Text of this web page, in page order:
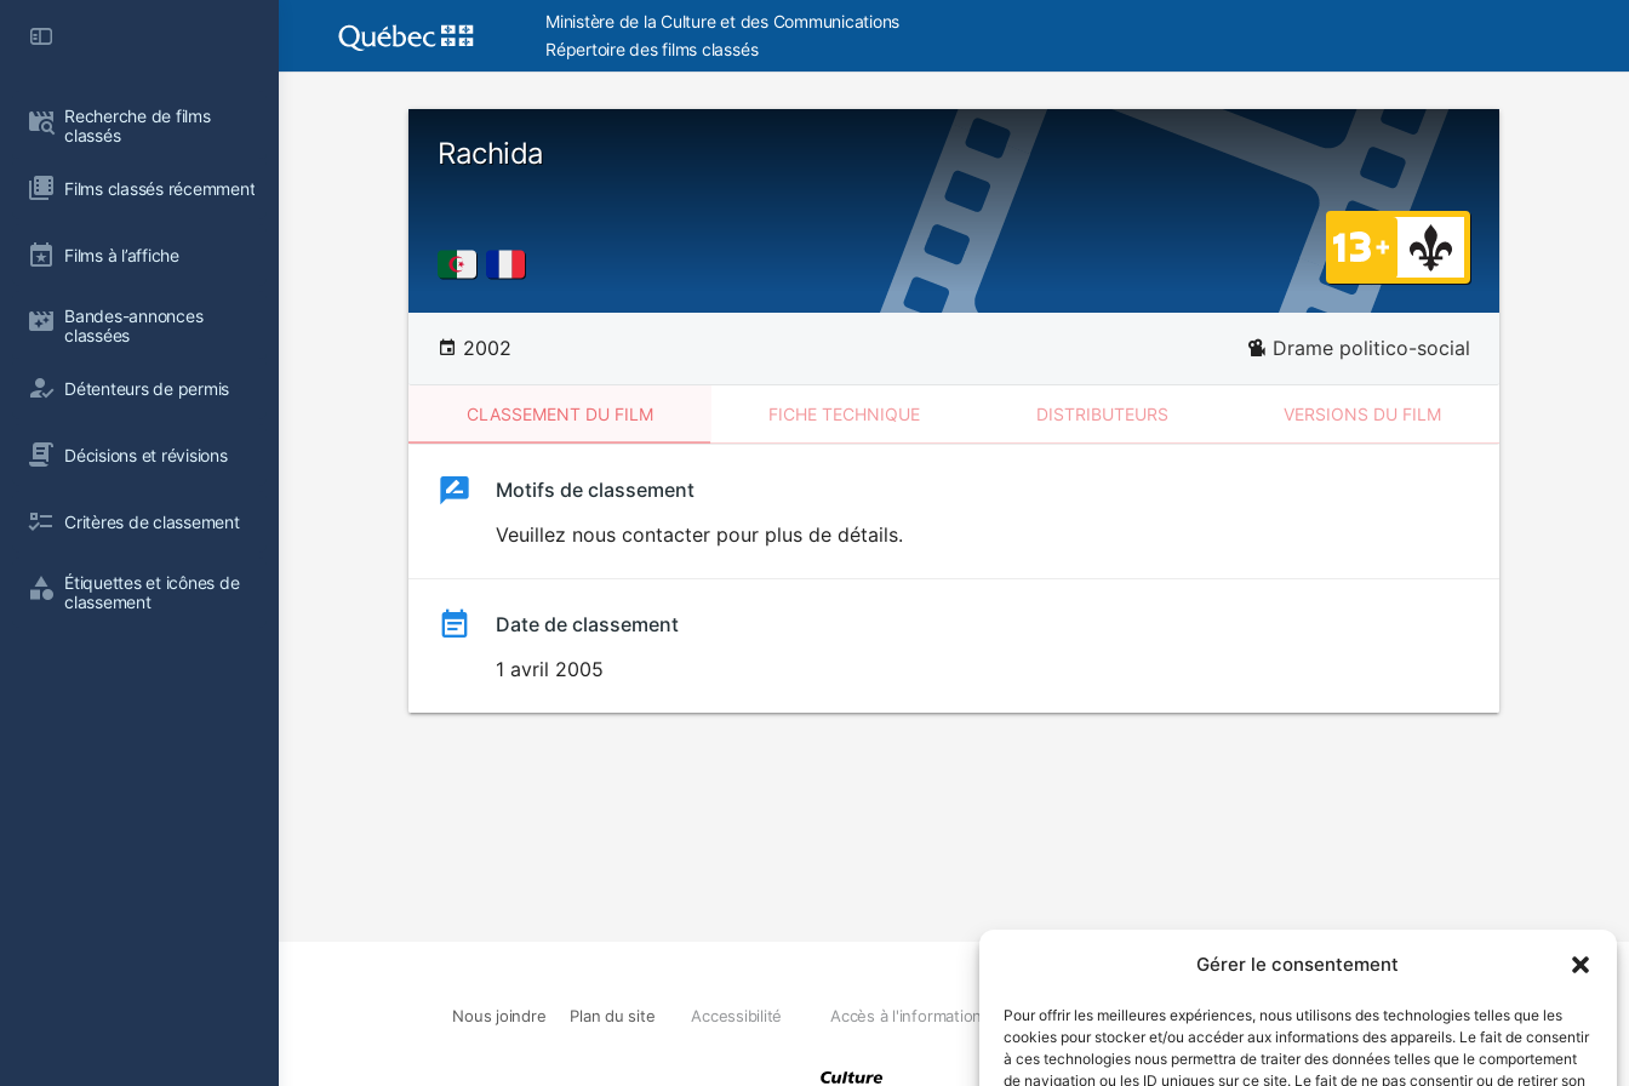
Gérer le consentement
Pour offrir les meilleures expériences, nous utilisons des technologies telles que les
cookies pour stocker et/ou accéder aux informations des appareils. Le fait de consentir
à ces technologies nous permettra de traiter des données telles que le comportement
de navigation ou les ID uniques sur ce site. Le fait de ne pas consentir ou de retirer son
Recherche de films
classés
Films classés récemment
Films à l’affiche
Bandes-annonces
classées
Détenteurs de permis
Décisions et révisions
Critères de classement
Étiquettes et icônes de
classement
Ministère de la Culture et des Communications
Répertoire des films classés
Rachida
2002 Drame politico-social
CLASSEMENT DU FILM FICHE TECHNIQUE DISTRIBUTEURS VERSIONS DU FILM
ClassementClassement
Motifs de classement
Veuillez nous contacter pour plus de détails.
Date de classement
1 avril 2005
Nous joindre Plan du site Accessibilité Accès à l'information Déclaration de services Politique de confidentialité